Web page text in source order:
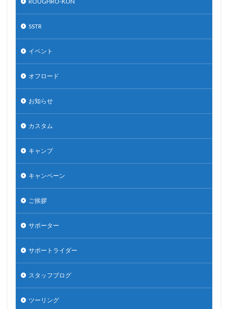
SSTR
イベント
オフロード
お知らせ
カスタム
キャンプ
キャンペーン
ご挨拶
サポーター
サポートライダー
スタッフブログ
ツーリング